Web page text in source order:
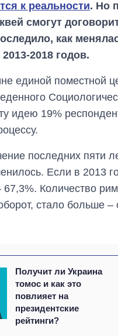
к реальности. Но
смогут
как
2018 годов.
единой поместной
идею 19%
последних пяти
Если в 2013
Количество
стало больше
Получит ли Украина
томос и как это
повлияет на
президентские
рейтинги?